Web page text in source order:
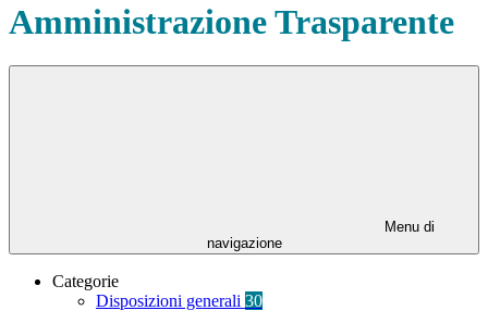
Amministrazione Trasparente
Menu di
navigazione
Categorie
Disposizioni generali 30